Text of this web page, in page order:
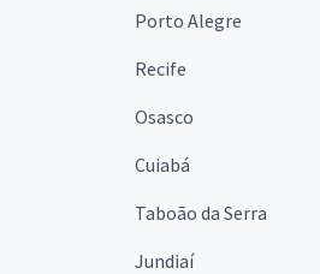
Porto Alegre
Recife
Osasco
Cuiabá
Taboão da Serra
Jundiaí